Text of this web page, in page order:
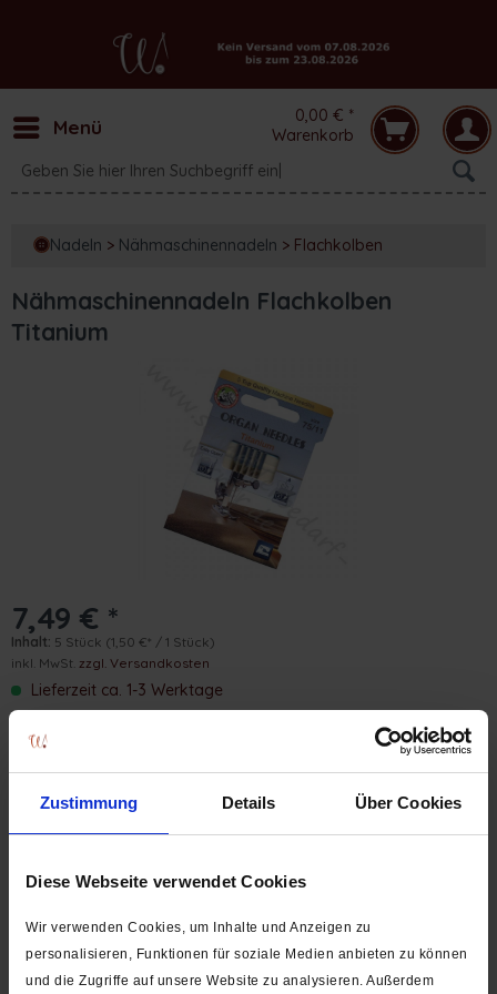
Zustimmung Details Über Cookies
Diese Webseite verwendet Cookies
Wir verwenden Cookies, um Inhalte und Anzeigen zu
personalisieren, Funktionen für soziale Medien anbieten zu können
und die Zugriffe auf unsere Website zu analysieren. Außerdem
Menü
0,00 € *
Warenkorb
Nadeln > Nähmaschinennadeln > Flachkolben
Nähmaschinennadeln Flachkolben
Titanium
7,49 € *
Inhalt: 5 Stück (1,50 €* / 1 Stück)
inkl. MwSt. zzgl. Versandkosten
Lieferzeit ca. 1-3 Werktage
Hersteller:
Lieferumfang:
75 NM
Pck. In den Warenkorb
Auf die Wunschliste